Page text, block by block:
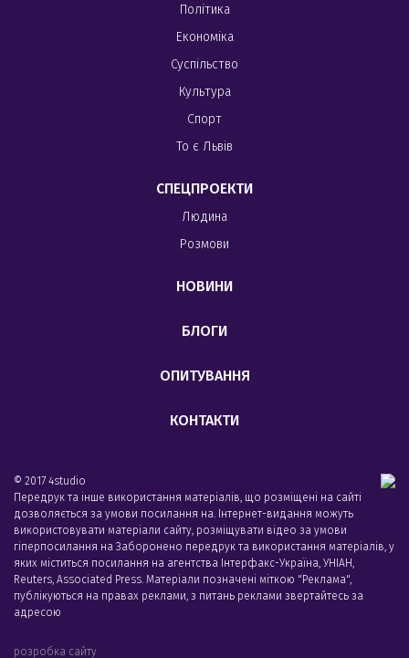
Політика
Економіка
Суспільство
Культура
Спорт
То є Львів
СПЕЦПРОЕКТИ
Людина
Розмови
НОВИНИ
БЛОГИ
ОПИТУВАННЯ
КОНТАКТИ
© 2017 4studio
Передрук та інше використання матеріалів, що розміщені на сайті
дозволяється за умови посилання на. Інтернет-видання можуть
використовувати матеріали сайту, розміщувати відео за умови
гіперпосилання на Заборонено передрук та використання матеріалів, у
яких міститься посилання на агентства Iнтерфакс-Україна, УНIАН,
Reuters, Associated Press. Матеріали позначені міткою "Реклама",
публікуються на правах реклами, з питань реклами звертайтесь за
адресою
розробка сайту